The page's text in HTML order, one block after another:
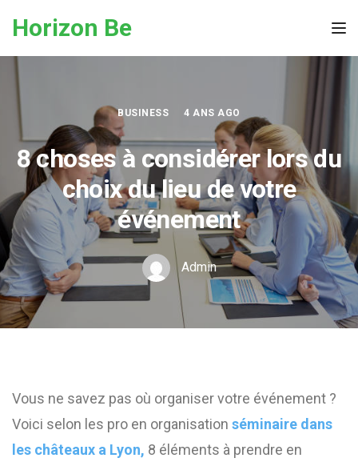
Horizon Be
BUSINESS 4 ANS AGO
8 choses à considérer lors du
choix du lieu de votre
événement
Admin
Vous ne savez pas où organiser votre événement ?
Voici selon les pro en organisation séminaire dans
les châteaux a Lyon, 8 éléments à prendre en